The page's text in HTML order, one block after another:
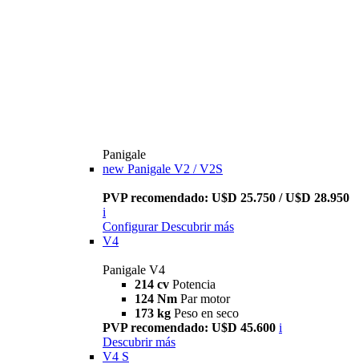
Panigale
new Panigale V2 / V2S
PVP recomendado: U$D 25.750 / U$D 28.950
i
Configurar Descubrir más
V4
Panigale V4
214 cv Potencia
124 Nm Par motor
173 kg Peso en seco
PVP recomendado: U$D 45.600 i
Descubrir más
V4 S